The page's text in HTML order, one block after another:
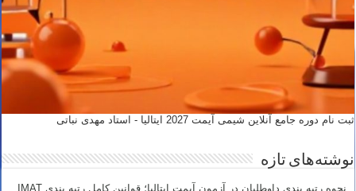
ثبت نام دوره جامع آنلاین شیمی آیمت 2027 ایتالیا - استاد مهدی نباتی
نوشته‌های تازه
نحوه رتبه بندی داوطلبان در آزمون آیمت ایتالیا؛ قوانین کامل رتبه بندی IMAT